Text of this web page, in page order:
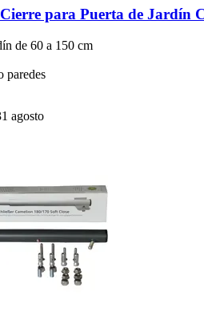
Cierre para Puerta de Jardín
de 60 a 150 cm
paredes
agosto